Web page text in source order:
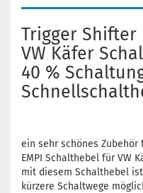
Trigger Shifter
VW Käfer
40 %
ein sehr schönes Zubehör
EMPI Schalthebel für VW
mit diesem Schalthebel
kürzere Schaltwege